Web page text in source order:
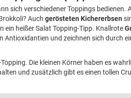
sich verschiedener Toppings bedienen.
Auch gerösteten Kichererbsen
ein heißer Salat Topping-Tipp. Knallrote
und zeichnen sich durch
Die kleinen Körner haben es
und zusätzlich gibt es einen tollen